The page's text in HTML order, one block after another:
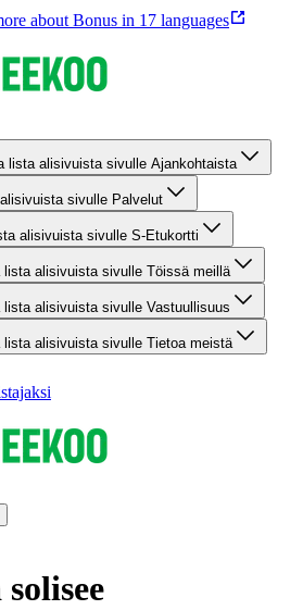
about Bonus in 17 languages
lista alisivuista sivulle Ajankohtaista
sivulle Palvelut
alisivuista sivulle S-Etukortti
lista alisivuista sivulle Töissä meillä
lista alisivuista sivulle Vastuullisuus
lista alisivuista sivulle Tietoa meistä